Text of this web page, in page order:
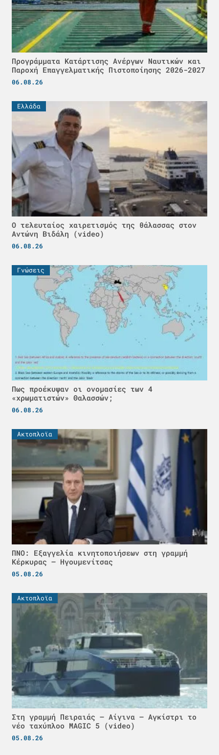
Προγράμματα Κατάρτισης Ανέργων Ναυτικών και
Παροχή Επαγγελματικής Πιστοποίησης 2026-2027
06.08.26
Ελλάδα
Ο τελευταίος χαιρετισμός της θάλασσας στον
Αντώνη Βιδάλη (video)
06.08.26
Γνώσεις
Πως προέκυψαν οι ονομασίες των 4
«χρωματιστών» Θαλασσών;
06.08.26
Ακτοπλοϊα
ΠΝΟ: Εξαγγελία κινητοποιήσεων στη γραμμή
Κέρκυρας – Ηγουμενίτσας
05.08.26
Ακτοπλοϊα
Στη γραμμή Πειραιάς – Αίγινα – Αγκίστρι το
νέο ταχύπλοο MAGIC 5 (video)
05.08.26